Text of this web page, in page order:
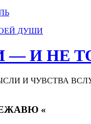
ДУШИ
— И НЕ
И ЧУВСТВА
«